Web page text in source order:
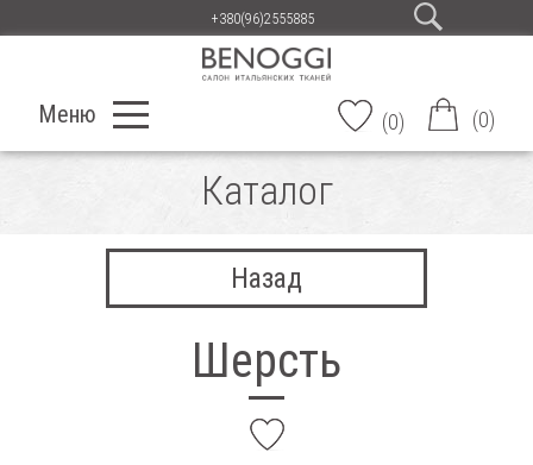
+380(96)2555885
Меню (0) (0)
Каталог
Назад
Шерсть